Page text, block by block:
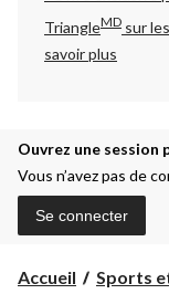
TriangleMD sur
savoir plus
Ouvrez une session
Vous n’avez pas de
Se connecter
Accueil Sports